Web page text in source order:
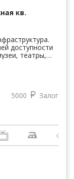
кв.
доступности
театры,
5000 Залог